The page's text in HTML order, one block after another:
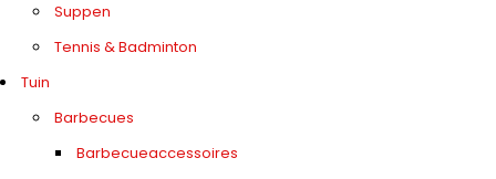
Suppen
Tennis & Badminton
Tuin
Barbecues
Barbecueaccessoires